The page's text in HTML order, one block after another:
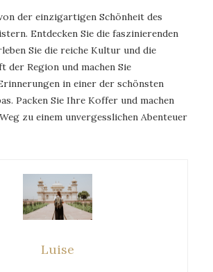
der einzigartigen Schönheit des
Entdecken Sie die faszinierenden
Sie die reiche Kultur und die
der Region und machen Sie
in einer der schönsten
Packen Sie Ihre Koffer und machen
zu einem unvergesslichen Abenteuer
Luise